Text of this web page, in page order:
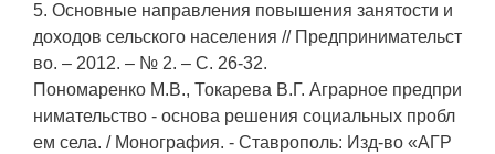
5. Основные направления повышения занятости и
доходов сельского населения // Предпринимательст
во. – 2012. – № 2. – С. 26-32.
Пономаренко М.В., Токарева В.Г. Аграрное предпри
нимательство - основа решения социальных пробл
ем села. / Монография. - Ставрополь: Изд-во «АГР